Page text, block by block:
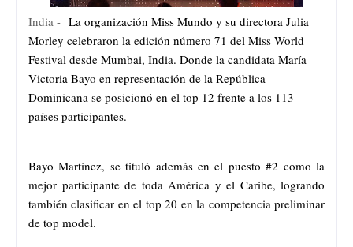
India - La organización Miss Mundo y su directora Julia
Morley celebraron la edición número 71 del Miss World
Festival desde Mumbai, India. Donde la candidata María
Victoria Bayo en representación de la República
Dominicana se posicionó en el top 12 frente a los 113
países participantes.
Bayo Martínez, se tituló además en el puesto #2 como la
mejor participante de toda América y el Caribe, logrando
también clasificar en el top 20 en la competencia preliminar
de top model.